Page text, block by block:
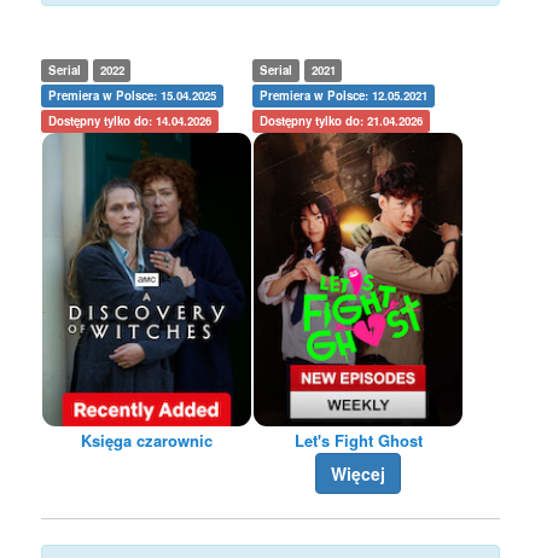
Serial
2022
Premiera w Polsce: 15.04.2025
Dostępny tylko do: 14.04.2026
Księga czarownic
Serial
2021
Premiera w Polsce: 12.05.2021
Dostępny tylko do: 21.04.2026
Let's Fight Ghost
Więcej